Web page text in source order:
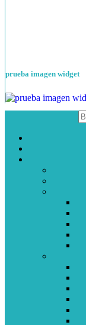
prueba imagen widget